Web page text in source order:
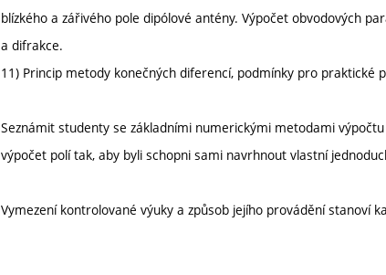
blízkého a zářivého pole dipólové antény. Výpočet obvodových
a difrakce.
11) Princip metody konečných diferencí, podmínky pro praktické
Seznámit studenty se základními numerickými metodami
výpočet polí tak, aby byli schopni sami navrhnout vlastní
Vymezení kontrolované výuky a způsob jejího provádění stanoví